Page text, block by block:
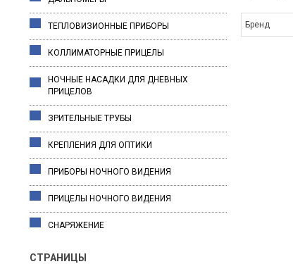
ТЕПЛОВИЗИОННЫЕ ПРИБОРЫ
КОЛЛИМАТОРНЫЕ ПРИЦЕЛЫ
НОЧНЫЕ НАСАДКИ ДЛЯ ДНЕВНЫХ
ПРИЦЕЛОВ
ЗРИТЕЛЬНЫЕ ТРУБЫ
КРЕПЛЕНИЯ ДЛЯ ОПТИКИ
ПРИБОРЫ НОЧНОГО ВИДЕНИЯ
ПРИЦЕЛЫ НОЧНОГО ВИДЕНИЯ
СНАРЯЖЕНИЕ
СТРАНИЦЫ
Бренд